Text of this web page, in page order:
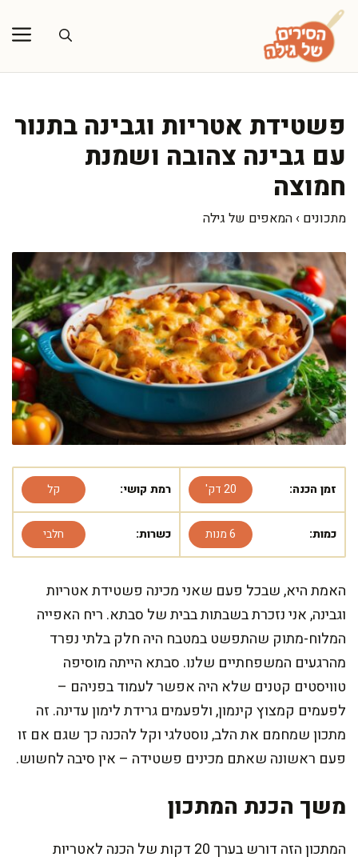
לדלג
לתוכן
פשטידת אטריות וגבינה בתנור
עם גבינה צהובה ושמנת
חמוצה
מתכונים › המאפים של גילה
זמן הכנה: 20 דק' רמת קושי: קל
כמות: 6 מנות כשרות: חלבי
האמת היא, שבכל פעם שאני מכינה פשטידת אטריות
וגבינה, אני נזכרת בשבתות בבית של סבתא. ריח האפייה
המלוח-מתוק שהתפשט במטבח היה חלק בלתי נפרד
מהרגעים המשפחתיים שלנו. סבתא הייתה מוסיפה
טוויסטים קטנים שלא היה אפשר לעמוד בפניהם –
לפעמים קמצוץ קינמון, ולפעמים גרידת לימון עדינה. זה
מתכון שמחמם את הלב, נוסטלגי וקל להכנה כך שגם אם זו
פעם ראשונה שאתם מכינים פשטידה – אין סיבה לחשוש.
משך הכנת המתכון
המתכון הזה דורש בערך 20 דקות של הכנה לאטריות